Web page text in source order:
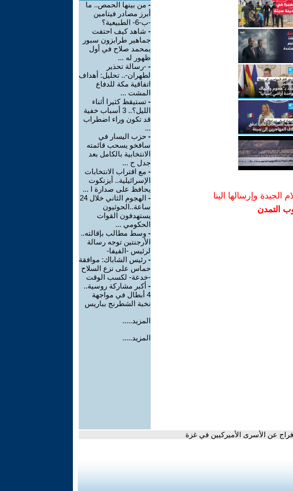
وإرسالها الينا
التمدن
- من بينها الحمص.. ما
أبرز مصادر فيتامين
-ب-6- الطبيعية؟
- شاهد كيف احتفت
جماهير طرابزون سبور
بمحمد صلاح في أول
ظهور له ...
- -رسالة تحذير
لطهران-.. تحليل: أهداف
اتفاقية مكة للدفاع
المشت ...
- تستيقظ كثيرا أثناء
الليل؟.. 3 أسباب خفية
قد تكون وراء اضطراب
...
- حزب اليسار في
سافخو يسحب قائمته
الانتخابية بالكامل بعد
جدل ح ...
- مع اقتراب الانتخابات
الإسرائيلية.. أيزنكوت
يحافظ على صدارة ا ...
-
الهجوم الثاني خلال 24
ساعة..الحوثيون
يستهدفون القوات
الحكومي ...
- وسط مطالب بإقالته..
الأرجنتين توجه رسالة
لرئيس -الفيفا-
- رئيس الشاباك: موافقة
حماس على نزع السلاح
-خدعة- لكسب الوقت
- أكبر مشاركة روسية..
4 أبطال في مواجهة
نخبة الشطرنج بباريس
المزيد.....
المزيد.....
عن الأسرى الأميركيين في غزة